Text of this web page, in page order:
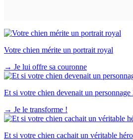
Votre chien mérite un portrait royal
→ Je lui offre sa couronne
Et si votre chien devenait un personnage
→ Je le transforme !
Et si votre chien cachait un véritable